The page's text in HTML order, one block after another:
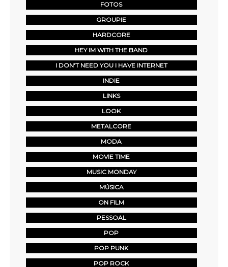
FOTOS
GROUPIE
HARDCORE
HEY IM WITH THE BAND
I DON'T NEED YOU I HAVE INTERNET
INDIE
LINKS
LOOK
METALCORE
MODA
MOVIE TIME
MUSIC MONDAY
MÚSICA
ON FILM
PESSOAL
POP
POP PUNK
POP ROCK